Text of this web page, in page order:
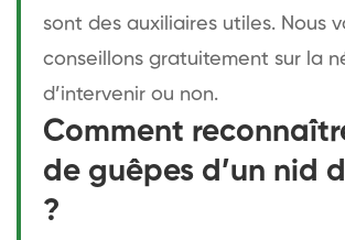
sont des auxiliaires utiles. Nous
conseillons gratuitement sur la
d’intervenir ou non.
Comment
de guêpes d’un nid
?